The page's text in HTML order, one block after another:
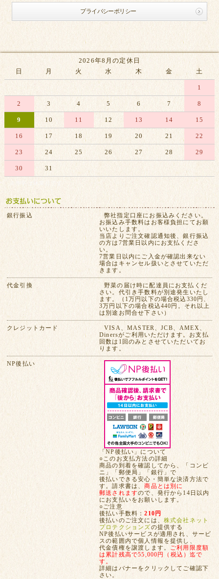
プライバシーポリシー
2026年8月の定休日
日
月 火 水 木 金 土
1
2 3 4 5 6 7 8
9 10 11 12 13 14 15
16 17 18 19 20 21 22
23 24 25 26 27 28 29
30 31
※赤字は休業日です
銀行振込
弊社指定口座にお振込みください。
お振込み手数料はお客様負担にてお願
いいたします。
当店よりご注文確認通知後、銀行振込
の方は7営業日以内にお支払くださ
い。
7営業日以内にご入金が確認出来ない
場合はキャンセル扱いとさせていただ
きます。
代金引換
野菜の届け時に配達員にお支払くだ
さい。代引き手数料が別途発生いたし
ます。（1万円以下の場合税込330円、
3万円以下の場合税込440円。それ以上
は別途お問合せ下さい）
クレジットカード
VISA、MASTER、JCB、AMEX、
Dinersがご利用いただけます。お支払
回数は1回のみとさせていただいてお
ります。
NP後払い
「NP後払い」について
○このお支払方法の詳細
商品の到着を確認してから、「コンビ
ニ」「郵便局」「銀行」で
後払いできる安心・簡単な決済方法で
す。請求書は、商品とは別に
郵送されますので、発行から14日以内
にお支払いをお願いします。
○ご注意
後払い手数料：210円
後払いのご注文には、 株式会社ネット
プロテクションズの提供する
NP後払いサービスが適用され、サービ
スの範囲内で個人情報を提供し、
代金債権を譲渡します。 ご利用限度額
は累計残高で55,000円（税込）迄で
す。
詳細はバナーをクリックしてご確認下
さい。